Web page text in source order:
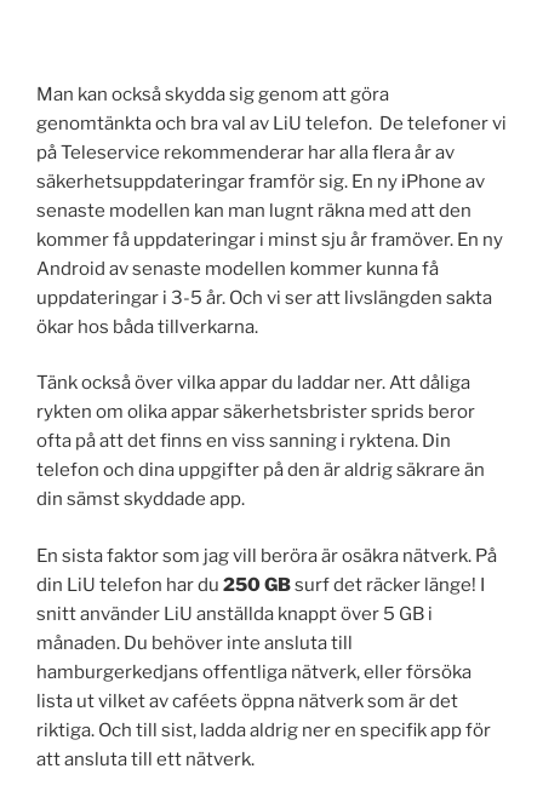
Man kan också skydda sig genom att göra
genomtänkta och bra val av LiU telefon. De telefoner vi
på Teleservice rekommenderar har alla flera år av
säkerhetsuppdateringar framför sig. En ny iPhone av
senaste modellen kan man lugnt räkna med att den
kommer få uppdateringar i minst sju år framöver. En ny
Android av senaste modellen kommer kunna få
uppdateringar i 3-5 år. Och vi ser att livslängden sakta
ökar hos båda tillverkarna.
Tänk också över vilka appar du laddar ner. Att dåliga
rykten om olika appar säkerhetsbrister sprids beror
ofta på att det finns en viss sanning i ryktena. Din
telefon och dina uppgifter på den är aldrig säkrare än
din sämst skyddade app.
En sista faktor som jag vill beröra är osäkra nätverk. På
din LiU telefon har du 250 GBsurf det räcker länge! I
snitt använder LiU anställda knappt över 5 GB i
månaden. Du behöver inte ansluta till
hamburgerkedjans offentliga nätverk, eller försöka
lista ut vilket av caféets öppna nätverk som är det
riktiga. Och till sist, ladda aldrig ner en specifik app för
att ansluta till ett nätverk.